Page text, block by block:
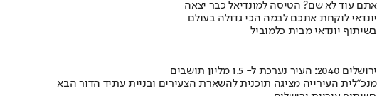
אתם עוד לא שם? הטיסה למונדיאל כבר יצאה
יונדאי לוקחת אתכם לבמה הכי גדולה בעולם
בשיתוף יונדאי מבית כלמוביל
ירושלים 2040: העיר נערכת ל- 1.5 מליון תושבים
מנכ"לית העירייה מציגה תוכנית להשארת הצעירים ובניית עתיד הדור הבא